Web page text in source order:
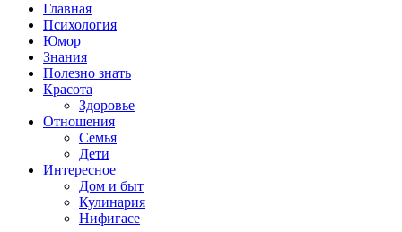
Главная
Психология
Юмор
Знания
Полезно знать
Красота
Здоровье
Отношения
Семья
Дети
Интересное
Дом и быт
Кулинария
Нифигасе